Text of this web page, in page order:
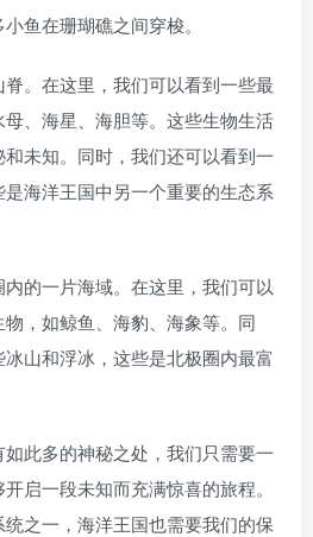
鱼在珊瑚礁之间穿梭。
。在这里，我们可以看到一些最
、海星、海胆等。这些生物生活
未知。同时，我们还可以看到一
海洋王国中另一个重要的生态系
的一片海域。在这里，我们可以
，如鲸鱼、海豹、海象等。同
山和浮冰，这些是北极圈内最富
此多的神秘之处，我们只需要一
启一段未知而充满惊喜的旅程。
之一，海洋王国也需要我们的保